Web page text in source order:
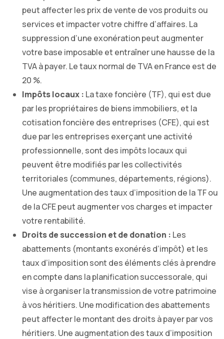
peut affecter les prix de vente de vos produits ou
services et impacter votre chiffre d’affaires. La
suppression d’une exonération peut augmenter
votre base imposable et entraîner une hausse de la
TVA à payer. Le taux normal de TVA en France est de
20 %.
Impôts locaux : La taxe foncière (TF), qui est due
par les propriétaires de biens immobiliers, et la
cotisation foncière des entreprises (CFE), qui est
due par les entreprises exerçant une activité
professionnelle, sont des impôts locaux qui
peuvent être modifiés par les collectivités
territoriales (communes, départements, régions).
Une augmentation des taux d’imposition de la TF ou
de la CFE peut augmenter vos charges et impacter
votre rentabilité.
Droits de succession et de donation : Les
abattements (montants exonérés d’impôt) et les
taux d’imposition sont des éléments clés à prendre
en compte dans la planification successorale, qui
vise à organiser la transmission de votre patrimoine
à vos héritiers. Une modification des abattements
peut affecter le montant des droits à payer par vos
héritiers. Une augmentation des taux d’imposition